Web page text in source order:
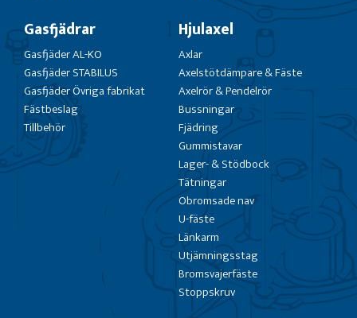
Gasfjädrar
Gasfjäder AL-KO
Gasfjäder STABILUS
Gasfjäder Övriga fabrikat
Fästbeslag
Tillbehör
Hjulaxel
Axlar
Axelstötdämpare & Fäste
Axelrör & Pendelrör
Bussningar
Fjädring
Gummistavar
Lager- & Stödbock
Tätningar
Obromsade nav
U-fäste
Länkarm
Utjämningsstag
Bromsvajerfäste
Stoppskruv